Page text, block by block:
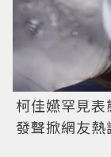
柯佳嬿罕見
發聲掀網友熱